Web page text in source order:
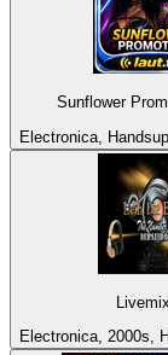
Sunflower
Electronica,
Electronica, 2000s,